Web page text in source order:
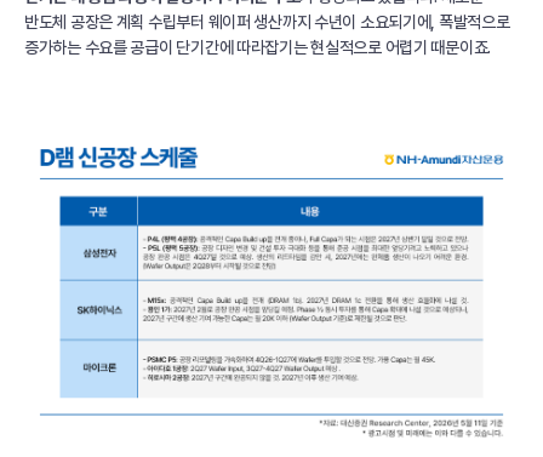
반도체 공장은 계획 수립부터 웨이퍼 생산까지 수년이 소요되기에, 폭발적으로
증가하는 수요를 공급이 단기간에 따라잡기는 현실적으로 어렵기 때문이죠.